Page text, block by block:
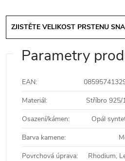
ZJISTĚTE VELIKOST PRSTENU
Parametry
EAN:
Materiál:
Stříbro 925/
Osazení/kámen:
Opál
Barva kamene:
Povrchová úprava:
Rhodium,